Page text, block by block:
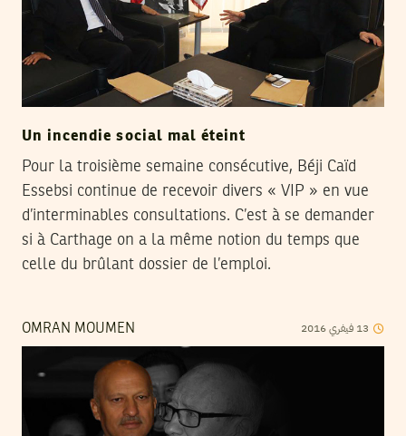
Un incendie social mal éteint
Pour la troisième semaine consécutive, Béji Caïd
Essebsi continue de recevoir divers « VIP » en vue
d’interminables consultations. C’est à se demander
si à Carthage on a la même notion du temps que
celle du brûlant dossier de l’emploi.
OMRAN MOUMEN 13 فيفري2016